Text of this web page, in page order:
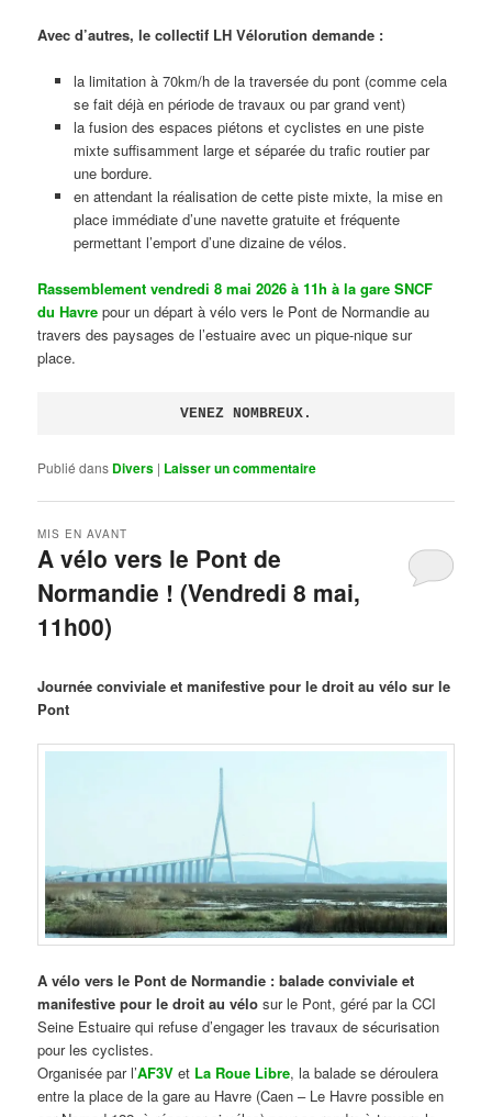
Avec d’autres, le collectif LH Vélorution demande :
la limitation à 70km/h de la traversée du pont (comme cela
se fait déjà en période de travaux ou par grand vent)
la fusion des espaces piétons et cyclistes en une piste
mixte suffisamment large et séparée du trafic routier par
une bordure.
en attendant la réalisation de cette piste mixte, la mise en
place immédiate d’une navette gratuite et fréquente
permettant l’emport d’une dizaine de vélos.
Rassemblement vendredi 8 mai 2026 à 11h à la gare SNCF
du Havre pour un départ à vélo vers le Pont de Normandie au
travers des paysages de l’estuaire avec un pique-nique sur
place.
VENEZ NOMBREUX.
Publié dans Divers | Laisser un commentaire
A vélo vers le Pont de
Normandie ! (Vendredi 8 mai,
11h00)
MIS EN AVANT
Journée conviviale et manifestive pour le droit au vélo sur le
Pont
A vélo vers le Pont de Normandie : balade conviviale et
manifestive pour le droit au vélo sur le Pont, géré par la CCI
Seine Estuaire qui refuse d’engager les travaux de sécurisation
pour les cyclistes.
Organisée par l’AF3V et La Roue Libre, la balade se déroulera
entre la place de la gare au Havre (Caen – Le Havre possible en